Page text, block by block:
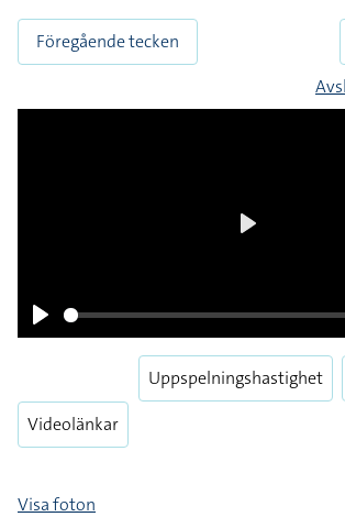
Föregående tecken
Play
Videolänkar
Uppspelningshastighet
Visa foton